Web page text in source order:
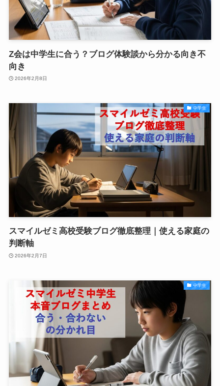
Z会は中学生に合う？ブログ体験談から分かる向き不
向き
2026年2月8日
中学生
スマイルゼミ高校受験ブログ徹底整理｜使える家庭の
判断軸
2026年2月7日
中学生